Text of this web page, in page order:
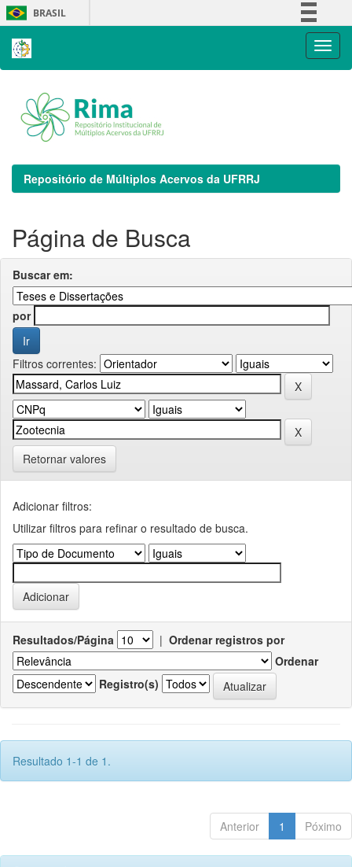
Skip
navigation
BRASIL
Repositório de Múltiplos Acervos da UFRRJ
Página de Busca
Buscar em:
por
Filtros correntes:
Retornar valores
Adicionar filtros:
Utilizar filtros para refinar o resultado de busca.
Resultados/Página | Ordenar registros por
Ordenar
Registro(s)
Resultado 1-1 de 1.
Anterior 1 Póximo